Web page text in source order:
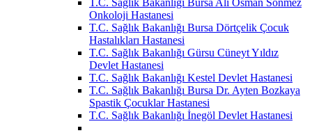
Onkoloji Hastanesi
T.C. Sağlık Bakanlığı Bursa Dörtçelik Çocuk
Hastalıkları Hastanesi
T.C. Sağlık Bakanlığı Gürsu Cüneyt Yıldız
Devlet Hastanesi
T.C. Sağlık Bakanlığı Kestel Devlet Hastanesi
T.C. Sağlık Bakanlığı Bursa Dr. Ayten Bozkaya
Spastik Çocuklar Hastanesi
T.C. Sağlık Bakanlığı İnegöl Devlet Hastanesi